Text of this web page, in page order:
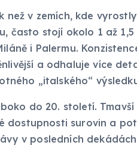
než v zemích, kde
často stojí okolo 1 až 1,5
i Palermu.
a odhaluje více
„italského“
do 20. století. Tmavší
dostupnosti surovin a
v posledních